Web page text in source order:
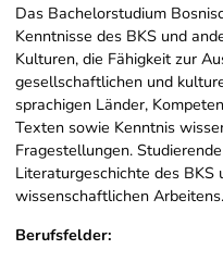
Das Bachelorstudium
Kenntnisse des BKS und
Kulturen, die Fähigkeit zur
gesellschaftlichen und
sprachigen Länder,
Texten sowie Kenntnis
Fragestellungen.
Literaturgeschichte des BKS
wissenschaftlichen Arbeitens.
Berufsfelder: